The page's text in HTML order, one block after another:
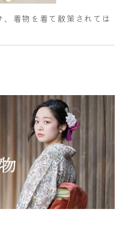
着物を着て散策されては